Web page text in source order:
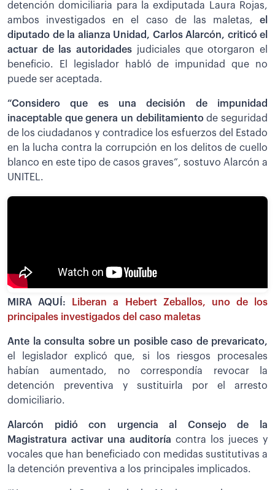
detención domiciliaria para la exdiputada Laura Rojas,
ambos investigados en el caso de las maletas, el
diputado de la alianza Unidad, Carlos Alarcón, criticó el
actuar de las autoridades judiciales que otorgaron el
beneficio. El legislador habló de impunidad que no
puede ser aceptada.
“Considero que es una decisión de impunidad
inaceptable que genera un debilitamientode seguridad
de los ciudadanos y contradice los esfuerzos del Estado
en la lucha contra la corrupción en los delitos de cuello
blanco en este tipo de casos graves”, sostuvo Alarcón a
UNITEL.
MIRA AQUÍ:
Liberan a Hebert Zeballos, uno de los
principales investigados del caso maletas
Ante la consulta sobre un posible caso de prevaricato,
el legislador explicó que, si los riesgos procesales
habían aumentado, no correspondía revocar la
detención preventiva y sustituirla por el arresto
domiciliario.
Alarcón pidió con urgencia al Consejo de la
Magistratura activar una auditoría contra los jueces y
vocales que han beneficiado con medidas sustitutivas a
la detención preventiva a los principales implicados.